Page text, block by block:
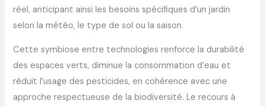
réel, anticipant ainsi les besoins spécifiques d’un jardin
selon la météo, le type de sol ou la saison.
Cette symbiose entre technologies renforce la durabilité
des espaces verts, diminue la consommation d’eau et
réduit l’usage des pesticides, en cohérence avec une
approche respectueuse de la biodiversité. Le recours à